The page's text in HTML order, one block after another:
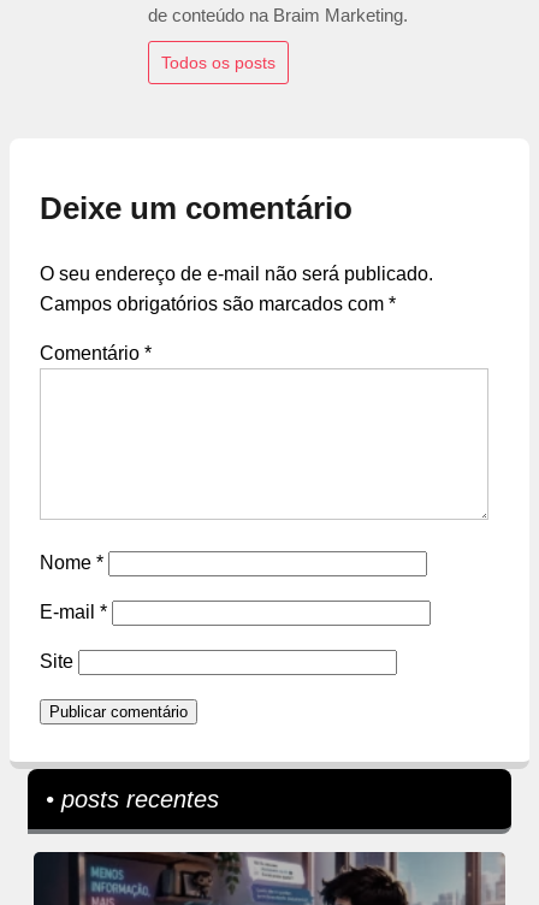
de conteúdo na Braim Marketing.
Todos os posts
Deixe um comentário
O seu endereço de e-mail não será publicado.
Campos obrigatórios são marcados com *
Comentário *
Nome *
E-mail *
Site
• posts recentes